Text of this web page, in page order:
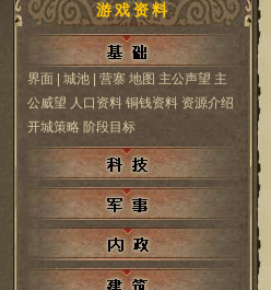
游戏资料
界面 | 城池 | 营寨 地图 主公声望 主
公威望 人口资料 铜钱资料 资源介绍
开城策略 阶段目标